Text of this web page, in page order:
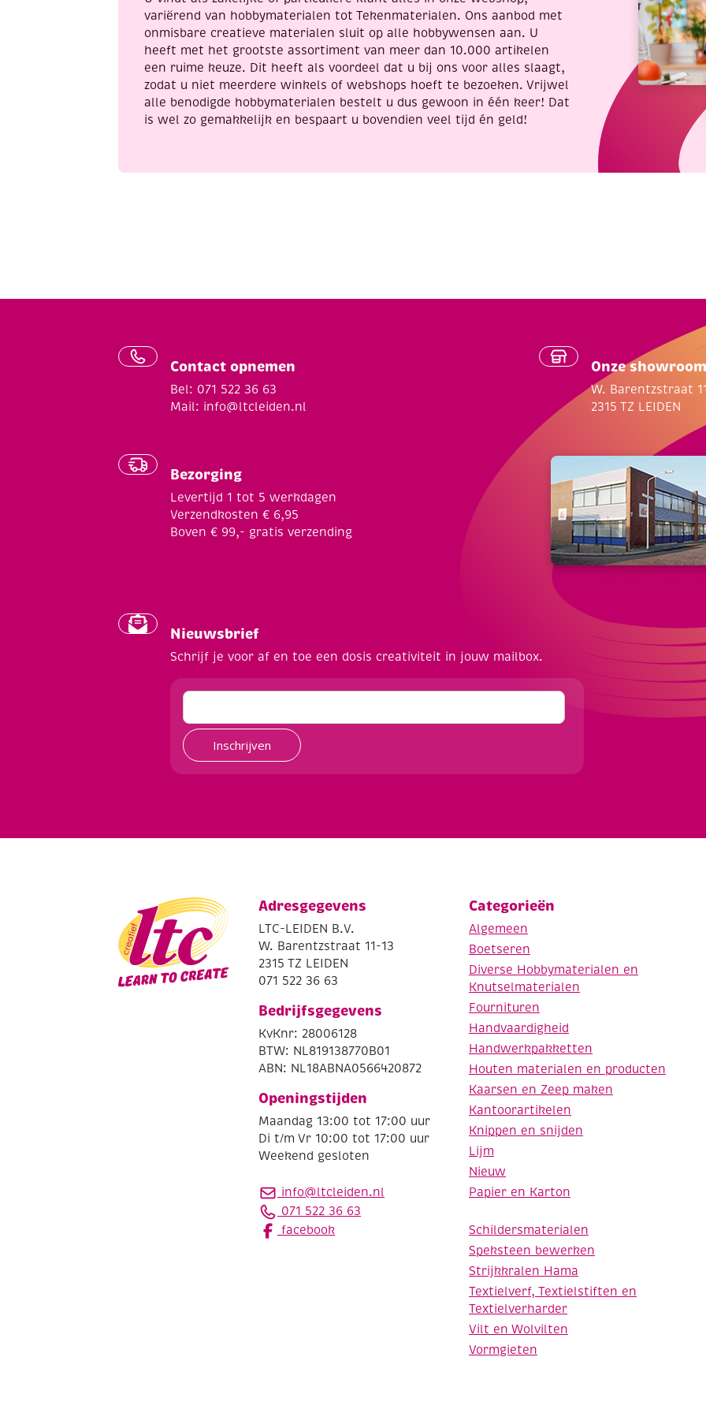
variërend van hobbymaterialen tot Tekenmaterialen. Ons aanbod met
onmisbare creatieve materialen sluit op alle hobbywensen aan. U
heeft met het grootste assortiment van meer dan 10.000 artikelen
een ruime keuze. Dit heeft als voordeel dat u bij ons voor alles slaagt,
zodat u niet meerdere winkels of webshops hoeft te bezoeken. Vrijwel
alle benodigde hobbymaterialen bestelt u dus gewoon in één keer! Dat
is wel zo gemakkelijk en bespaart u bovendien veel tijd én geld!
Contact opnemen
Bel: 071 522 36 63
Mail: info@ltcleiden.nl
Bezorging
Levertijd 1 tot 5 werkdagen
Verzendkosten € 6,95
Boven € 99,- gratis verzending
Onze showroom
W. Barentzstraat
2315 TZ LEIDEN
Nieuwsbrief
Schrijf je voor af en toe een dosis creativiteit in jouw mailbox.
Inschrijven
Adresgegevens
LTC-LEIDEN B.V.
W. Barentzstraat 11-13
2315 TZ LEIDEN
071 522 36 63
Bedrijfsgegevens
KvKnr: 28006128
BTW: NL819138770B01
ABN: NL18ABNA0566420872
Openingstijden
Maandag 13:00 tot 17:00 uur
Di t/m Vr 10:00 tot 17:00 uur
Weekend gesloten
info@ltcleiden.nl
071 522 36 63
facebook
Categorieën
Algemeen
Boetseren
Diverse Hobbymaterialen en
Knutselmaterialen
Fournituren
Handvaardigheid
Handwerkpakketten
Houten materialen en producten
Kaarsen en Zeep maken
Kantoorartikelen
Knippen en snijden
Lijm
Nieuw
Papier en Karton
Schildersmaterialen
Speksteen bewerken
Strijkkralen Hama
Textielverf, Textielstiften en
Textielverharder
Vilt en Wolvilten
Vormgieten